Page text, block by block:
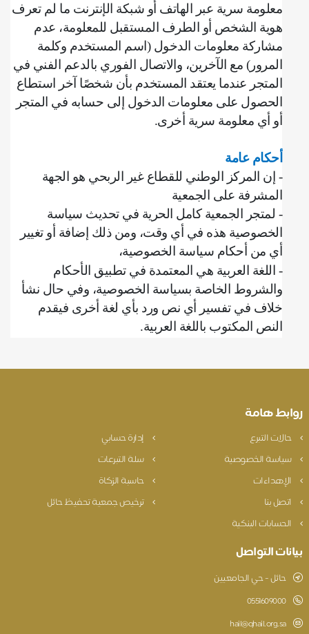
معلومة سرية عبر الهاتف أو شبكة الإنترنت ما لم تعرف
هوية الشخص أو الطرف المستقبل للمعلومة، ‌‌عدم
مشاركة معلومات الدخول (اسم المستخدم وكلمة
المرور) مع الآخرين، ‌والاتصال الفوري بالدعم الفني في
المتجر عندما يعتقد المستخدم بأن شخصًا آخر استطاع
الحصول على معلومات الدخول إلى حسابه في المتجر
أو أي معلومة سرية أخرى .
أحكام عامة
‌‌- إن المركز الوطني للقطاع غير الربحي هو الجهة
المشرفة على الجمعية
- لمتجر الجمعية كامل الحرية في تحديث سياسة
الخصوصية هذه في أي وقت، ومن ذلك إضافة أو تغيير
أي من أحكام سياسة الخصوصية،
- اللغة العربية هي المعتمدة في تطبيق الأحكام
والشروط الخاصة بسياسة الخصوصية، وفي حال نشأ
خلاف في تفسير أي نص ورد بأي لغة أخرى فيقدم
النص المكتوب باللغة العربية.
هامة
حالات التبرع
إدارة حسابي
سياسة الخصوصية
سلة التبرعات
الإهداءات
حاسبة الزكاة
اتصل بنا
ترخيص جمعية تحفيظ حائل
الحسابات البنكية
التواصل
حائل - حي الجامعيين
0551609000
hail@qhail.org.sa